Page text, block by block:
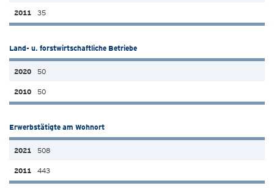
35
Land- u. forstwirtschaftliche Betriebe
50
50
Erwerbstätigte am Wohnort
508
443